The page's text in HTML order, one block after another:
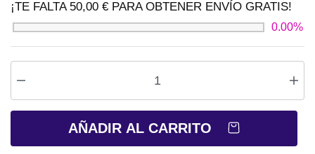
¡TE FALTA 50,00 € PARA OBTENER ENVÍO GRATIS!
0.00%
AÑADIR AL CARRITO